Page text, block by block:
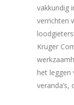
vakkundig
verrichten
Kruger
het leggen